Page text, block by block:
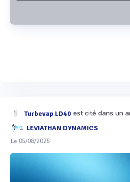
Turbevap LD40 est cité dans un
LEVIATHAN DYNAMICS
Le 05/08/2025